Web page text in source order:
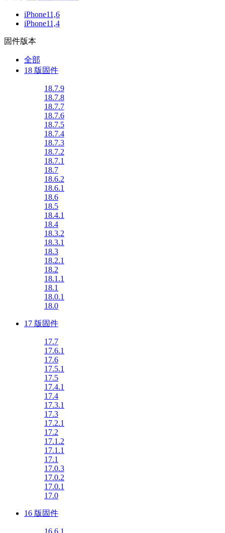
iPhone11,6
iPhone11,4
固件版本
全部
18 版固件
18.7.9
18.7.8
18.7.7
18.7.6
18.7.5
18.7.4
18.7.3
18.7.2
18.7.1
18.7
18.6.2
18.6.1
18.6
18.5
18.4.1
18.4
18.3.2
18.3.1
18.3
18.2.1
18.2
18.1.1
18.1
18.0.1
18.0
17 版固件
17.7
17.6.1
17.6
17.5.1
17.5
17.4.1
17.4
17.3.1
17.3
17.2.1
17.2
17.1.2
17.1.1
17.1
17.0.3
17.0.2
17.0.1
17.0
16 版固件
16.6.1